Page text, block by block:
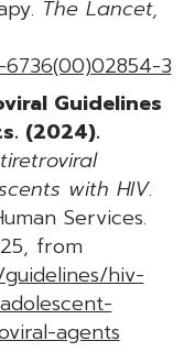
The Lancet,
6736(00)02854-3
Guidelines
(2024).
with HIV.
Services.
from
hiv-
agents